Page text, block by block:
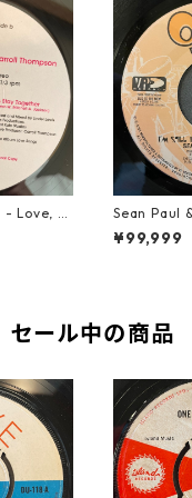
Love, N
12-2198
Sean Paul
In Love
78】
¥99,999
セール中の商品